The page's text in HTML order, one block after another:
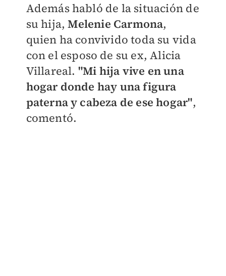
Además habló de la situación de
su hija,Melenie Carmona,
quien ha convivido toda su vida
con el esposo de su ex, Alicia
Villareal. "Mi hija vive en una
hogar donde hay una figura
paterna y cabeza de ese hogar",
comentó.